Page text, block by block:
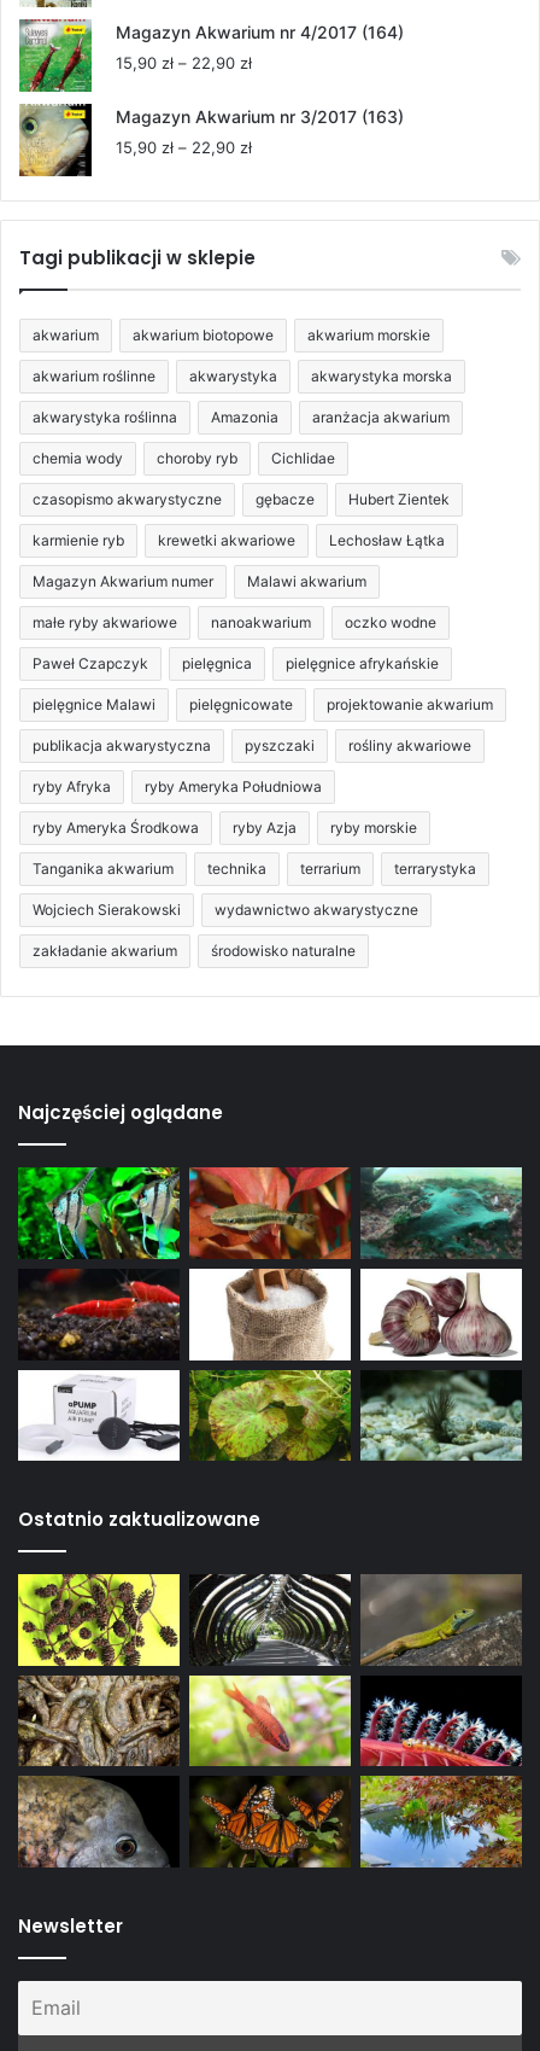
od
Magazyn Akwarium nr 4/2017 (164)
15,90 zł – 22,90 złZakres
od
Magazyn Akwarium nr 3/2017 (163)
15,90 zł – 22,90 złZakres
od
15,90 zł
Tagi publikacji w sklepie
akwarium akwarium biotopowe akwarium morskie
akwarium roślinne akwarystyka akwarystyka morska
akwarystyka roślinna Amazonia aranżacja akwarium
chemia wody choroby ryb Cichlidae
czasopismo akwarystyczne gębacze Hubert Zientek
karmienie ryb krewetki akwariowe Lechosław Łątka
Magazyn Akwarium numer Malawi akwarium
małe ryby akwariowe nanoakwarium oczko wodne
Paweł Czapczyk pielęgnica pielęgnice afrykańskie
pielęgnice Malawi pielęgnicowate projektowanie akwarium
publikacja akwarystyczna pyszczaki rośliny akwariowe
ryby Afryka ryby Ameryka Południowa
ryby Ameryka Środkowa ryby Azja ryby morskie
Tanganika akwarium technika terrarium terrarystyka
Wojciech Sierakowski wydawnictwo akwarystyczne
zakładanie akwarium środowisko naturalne
Najczęściej oglądane
Ostatnio zaktualizowane
Newsletter